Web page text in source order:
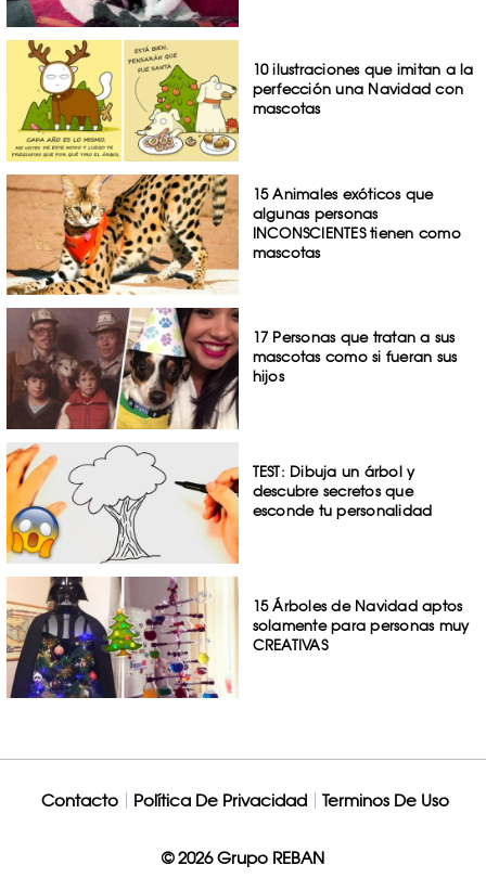
10 ilustraciones que imitan a la
perfección una Navidad con
mascotas
15 Animales exóticos que
algunas personas
INCONSCIENTES tienen como
mascotas
17 Personas que tratan a sus
mascotas como si fueran sus
hijos
TEST: Dibuja un árbol y
descubre secretos que
esconde tu personalidad
15 Árboles de Navidad aptos
solamente para personas muy
CREATIVAS
Contacto Política De Privacidad Terminos De Uso
© 2026 Grupo REBAN